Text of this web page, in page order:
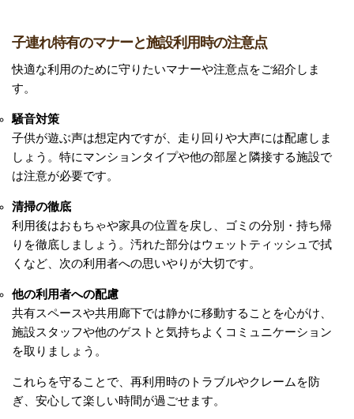
子連れ特有のマナーと施設利用時の注意点
快適な利用のために守りたいマナーや注意点をご紹介しま
す。
騒音対策
子供が遊ぶ声は想定内ですが、走り回りや大声には配慮しま
しょう。特にマンションタイプや他の部屋と隣接する施設で
は注意が必要です。
清掃の徹底
利用後はおもちゃや家具の位置を戻し、ゴミの分別・持ち帰
りを徹底しましょう。汚れた部分はウェットティッシュで拭
くなど、次の利用者への思いやりが大切です。
他の利用者への配慮
共有スペースや共用廊下では静かに移動することを心がけ、
施設スタッフや他のゲストと気持ちよくコミュニケーション
を取りましょう。
これらを守ることで、再利用時のトラブルやクレームを防
ぎ、安心して楽しい時間が過ごせます。